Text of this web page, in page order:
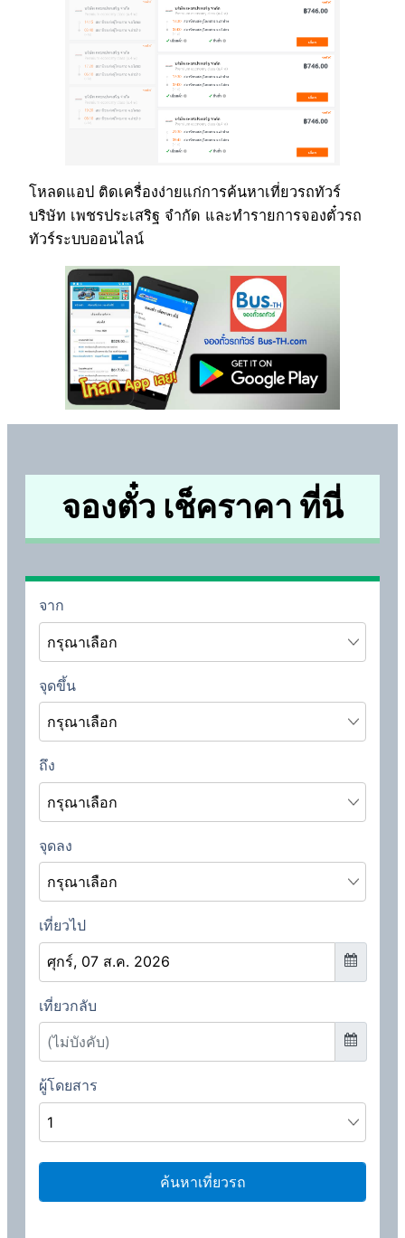
โหลดแอป ติดเครื่องง่ายแก่การค้นหาเที่ยวรถทัวร์
บริษัท เพชรประเสริฐ จำกัด และทำรายการจองตั๋วรถ
ทัวร์ระบบออนไลน์
จองตั๋ว เช็คราคา ที่นี่